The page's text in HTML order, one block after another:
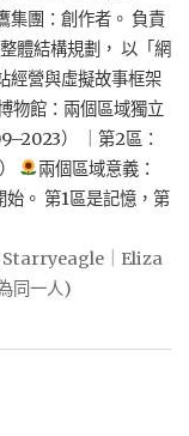
團：創作者。 負責
體結構規劃， 以「網
經營與虛擬故事框架
物館：兩個區域獨立
） ｜第2區：
兩個區域意義：
。 第1區是記憶，第
Starryeagle｜Eliza
同一人)